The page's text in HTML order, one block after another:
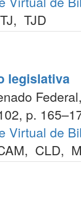
, TJD
legislativa
p.
Virtual de
, CLD,